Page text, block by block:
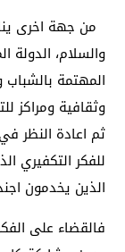
من جهة اخرى
والسلام، الدولة
المهتمة بالشباب
وثقافية ومراكز
ثم اعادة النظر
للفكر التكفيري
الذين يخدمون
فالقضاء على